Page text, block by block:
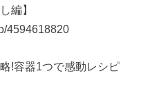
編】
4594618820
!容器1つで感動レシピ